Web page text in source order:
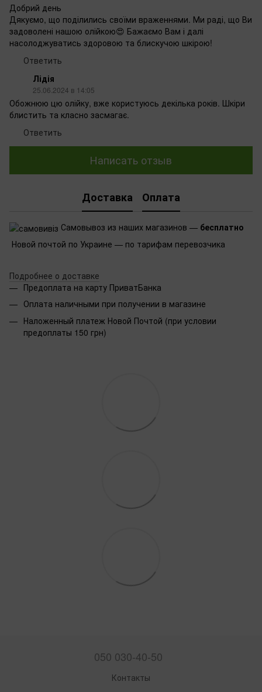
Добрий день
Дякуємо, що поділились своїми враженнями. Ми раді, що Ви
задоволені нашою олійкою😍 Бажаємо Вам і далі
насолоджуватись здоровою та блискучою шкірою!
Ответить
Лідія
25.06.2024 в 14:05
Обожнюю цю олійку, вже користуюсь декілька років. Шкіри
блистить та класно засмагає.
Ответить
Написать отзыв
Доставка Оплата
Самовывоз из наших магазинов — бесплатно
Новой почтой по Украине — по тарифам перевозчика
Подробнее о доставке
Предоплата на карту ПриватБанка
Оплата наличными при получении в магазине
Наложенный платеж Новой Почтой (при условии
предоплаты 150 грн)
050 030-40-50
Контакты